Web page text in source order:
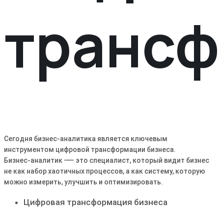
Сегодня бизнес-аналитика является ключевым
инструментом цифровой трансформации бизнеса.
Бизнес-аналитик ⸺ это специалист, который видит бизнес
не как набор хаотичных процессов, а как систему, которую
можно измерить, улучшить и оптимизировать.
Цифровая трансформация бизнеса